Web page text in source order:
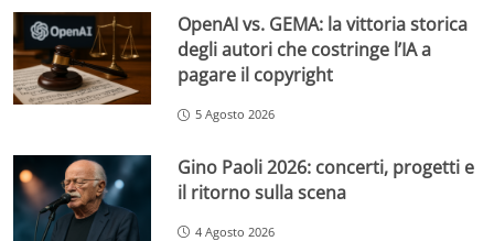
OpenAI vs. GEMA: la vittoria storica
degli autori che costringe l’IA a
pagare il copyright
5 Agosto 2026
Gino Paoli 2026: concerti, progetti e
il ritorno sulla scena
4 Agosto 2026